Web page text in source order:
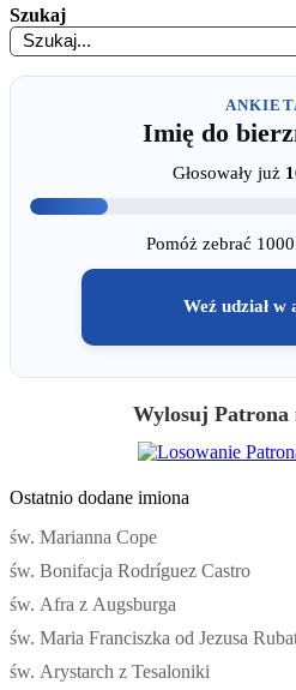
Szukaj
Imię do
Głosowały już
Pomóż zebrać
Weź udział w
Wylosuj Patrona
Ostatnio dodane imiona
św. Marianna Cope
św. Bonifacja Rodríguez Castro
św. Afra z Augsburga
św. Maria Franciszka od Jezusa
św. Arystarch z Tesaloniki